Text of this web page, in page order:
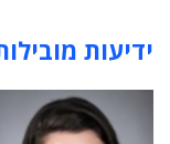
תוכן פרסומי
ידיעות